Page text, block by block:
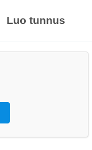
Luo tunnus